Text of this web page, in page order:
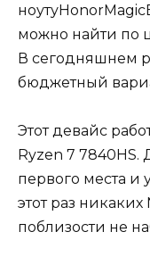
можно найти по
В сегодняшнем
бюджетный
Этот девайс
Ryzen 7 7840HS.
первого места и
этот раз
поблизости не